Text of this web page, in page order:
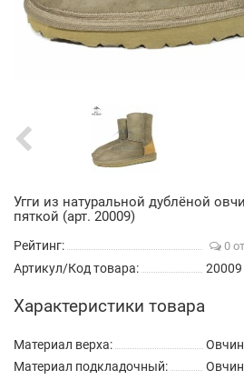
Угги из натуральной дублёной
пяткой (арт. 20009)
Рейтинг: 0
Артикул/Код товара: 20009
Характеристики товара
Материал верха:
Материал подкладочный: